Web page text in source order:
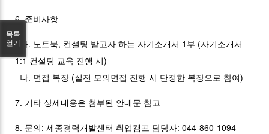
6. 준비사항
가. 노트북, 컨설팅 받고자 하는 자기소개서 1부 (자기소개서
1:1 컨설팅 교육 진행 시)
나. 면접 복장 (실전 모의면접 진행 시 단정한 복장으로 참여)
7. 기타 상세내용은 첨부된 안내문 참고
8. 문의: 세종경력개발센터 취업캠프 담당자: 044-860-1094
목록
열기